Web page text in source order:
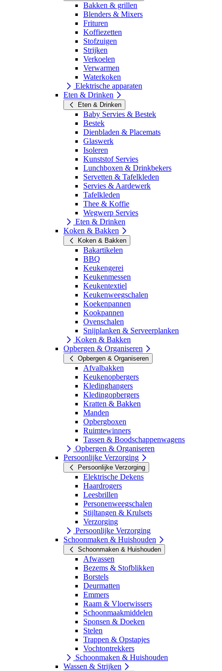
Bakken & grillen
Blenders & Mixers
Frituren
Koffiezetten
Stofzuigen
Strijken
Verkoelen
Verwarmen
Waterkoken
Elektrische apparaten
Eten & Drinken
Eten & Drinken
Baby Servies & Bestek
Bestek
Dienbladen & Placemats
Glaswerk
Isoleren
Kunststof Servies
Lunchboxen & Drinkbekers
Servetten & Tafelkleden
Servies & Aardewerk
Tafelkleden
Thee & Koffie
Wegwerp Servies
Eten & Drinken
Koken & Bakken
Koken & Bakken
Bakartikelen
BBQ
Keukengerei
Keukenmessen
Keukentextiel
Keukenweegschalen
Koekenpannen
Kookpannen
Ovenschalen
Snijplanken & Serveerplanken
Koken & Bakken
Opbergen & Organiseren
Opbergen & Organiseren
Afvalbakken
Keukenopbergers
Kledinghangers
Kledingopbergers
Kratten & Bakken
Manden
Opbergboxen
Ruimtewinners
Tassen & Boodschappenwagens
Opbergen & Organiseren
Persoonlijke Verzorging
Persoonlijke Verzorging
Elektrische Dekens
Haardrogers
Leesbrillen
Personenweegschalen
Stijltangen & Krulsets
Verzorging
Persoonlijke Verzorging
Schoonmaken & Huishouden
Schoonmaken & Huishouden
Afwassen
Bezems & Stofblikken
Borstels
Deurmatten
Emmers
Raam & Vloerwissers
Schoonmaakmiddelen
Sponsen & Doeken
Stelen
Trappen & Opstapjes
Vochtontrekkers
Schoonmaken & Huishouden
Wassen & Strijken